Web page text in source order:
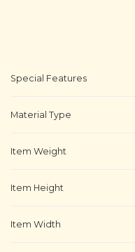
Special Features
Material Type
Item Weight
Item Height
Item Width